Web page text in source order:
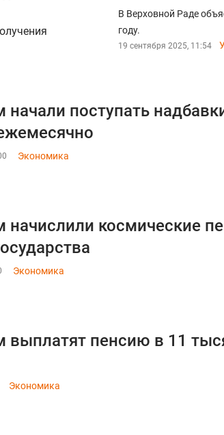
В Верховной Раде
году.
19 сентября 2025, 11:54
начали поступать
Экономика
начислили космические
Экономика
выплатят пенсию в 11
Экономика